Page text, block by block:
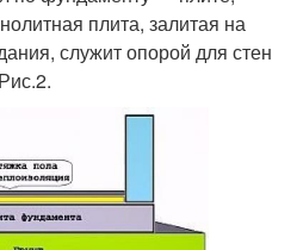
плита, залитая на
служит опорой для стен